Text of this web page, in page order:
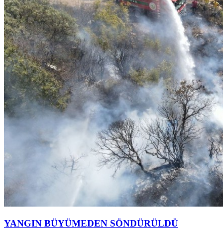
YANGIN BÜYÜMEDEN SÖNDÜRÜLDÜ